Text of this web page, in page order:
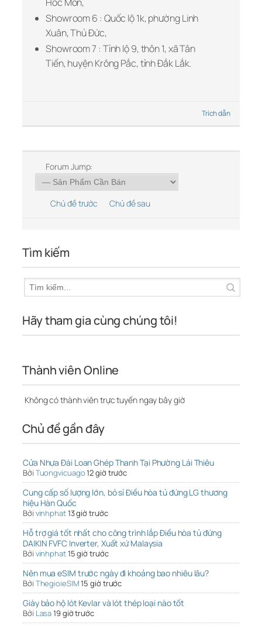
Showroom 6 : Quốc lộ 1k, phường Linh
Xuân, Thủ Đức,
Showroom 7 : Tỉnh lộ 9, thôn 1, xã Tân
Tiến, huyện Krông Pắc, tỉnh Đắk Lắk.
Trích dẫn
Forum Jump:
Chủ đề trước Chủ đề sau
Tìm kiếm
Hãy tham gia cùng chúng tôi!
Thành viên Online
Không có thành viên trực tuyến ngay bây giờ
Chủ đề gần đây
Cửa Nhựa Đài Loan Ghép Thanh Tại Phường Lái Thiêu
Bởi Tuongvicuago12 giờ trước
Cung cấp số lượng lớn, bỏ sỉ Điều hòa tủ đứng LG thương
hiệu Hàn Quốc
Bởi vinhphat13 giờ trước
Hỗ trợ giá tốt nhất cho công trình lắp Điều hòa tủ đứng
DAIKIN FVFC Inverter, Xuất xứ Malaysia
Bởi vinhphat15 giờ trước
Nên mua eSIM trước ngày đi khoảng bao nhiêu lâu?
Bởi ThegioieSIM15 giờ trước
Giày bảo hộ lót Kevlar và lót thép loại nào tốt
Bởi Lasa19 giờ trước